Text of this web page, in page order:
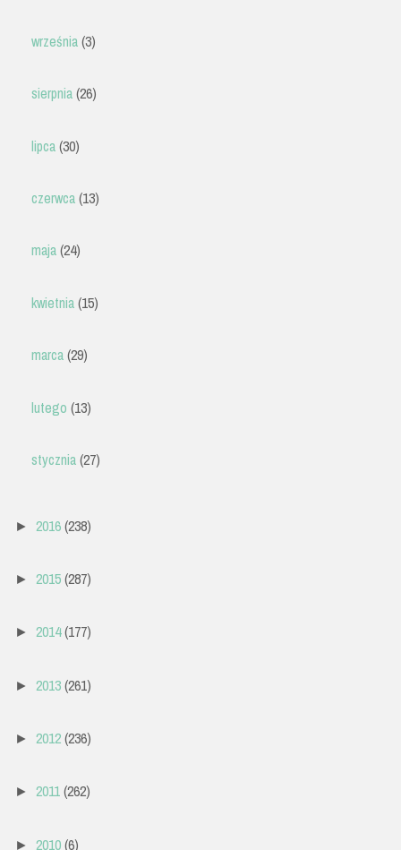
września(3)
sierpnia(26)
lipca(30)
czerwca(13)
maja(24)
kwietnia(15)
marca(29)
lutego (13)
stycznia(27)
► 2016(238)
► 2015(287)
► 2014(177)
► 2013(261)
► 2012(236)
► 2011(262)
► 2010(6)